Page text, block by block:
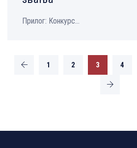
Прилог: Конкурс...
1 2 3 4